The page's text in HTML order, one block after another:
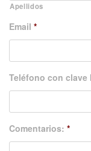
Apellidos
Email *
Teléfono con clave
Comentarios: *